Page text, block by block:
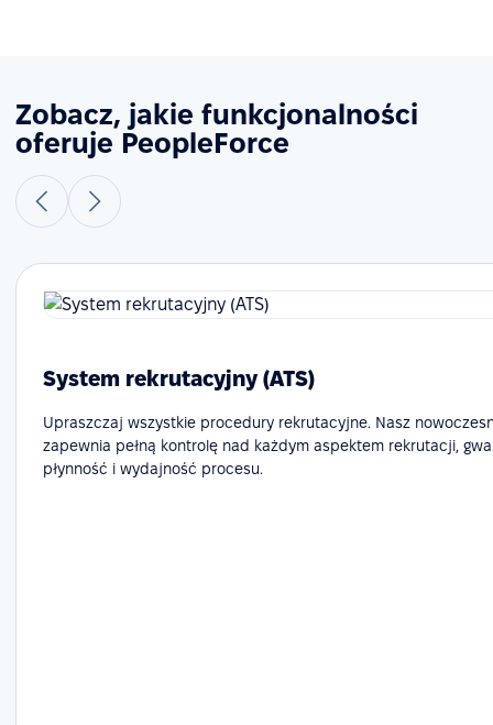
Zobacz, jakie funkcjonalności
oferuje PeopleForce
System rekrutacyjny (ATS)
Upraszczaj wszystkie procedury rekrutacyjne. Nasz
zapewnia pełną kontrolę nad każdym aspektem rekrutacji,
płynność i wydajność procesu.